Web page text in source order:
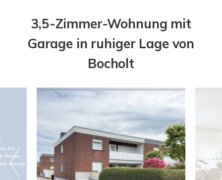
3,5-Zimmer-Wohnung mit
Garage in ruhiger Lage von
Bocholt